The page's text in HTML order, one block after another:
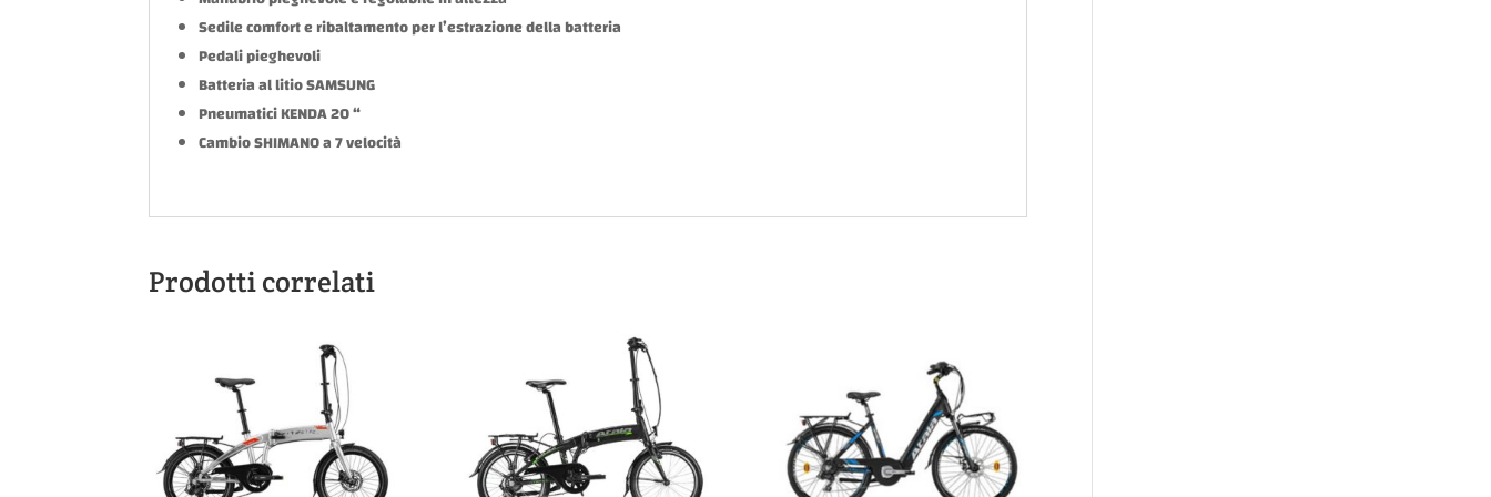
Sedile comfort e ribaltamento per l’estrazione della batteria
Pedali pieghevoli
Batteria al litio SAMSUNG
Pneumatici KENDA 20 “
Cambio SHIMANO a 7 velocità
Prodotti correlati